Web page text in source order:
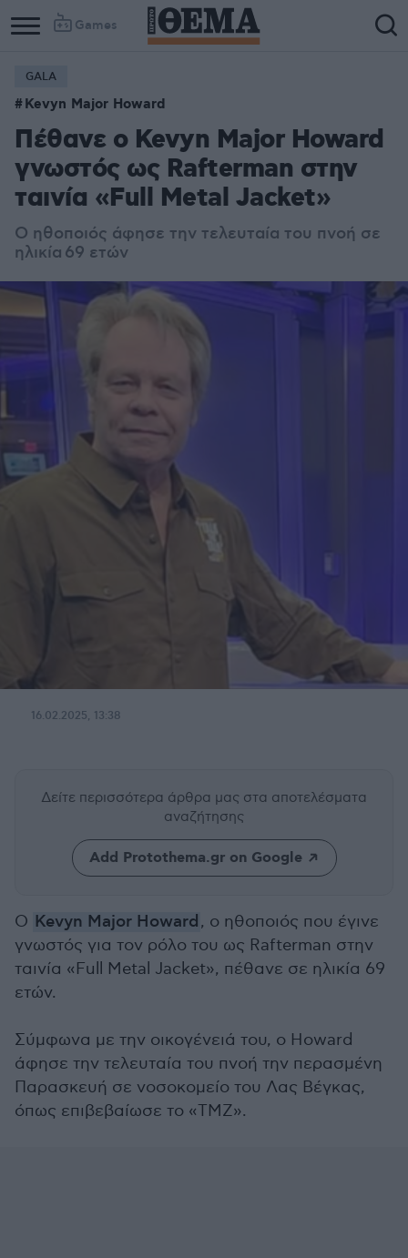
Games
GALA
Kevyn Major Howard
Πέθανε ο Kevyn Major Howard
γνωστός ως Rafterman στην
ταινία «Full Metal Jacket»
Ο ηθοποιός άφησε την τελευταία του πνοή σε
ηλικία 69 ετών
16.02.2025, 13:38
Δείτε περισσότερα άρθρα μας στα αποτελέσματα
αναζήτησης
Add Protothema.gr on Google
Ο Kevyn Major Howard, ο ηθοποιός που έγινε
γνωστός για τον ρόλο του ως Rafterman στην
ταινία «Full Metal Jacket», πέθανε σε ηλικία 69
ετών.
Σύμφωνα με την οικογένειά του, ο Howard
άφησε την τελευταία του πνοή την περασμένη
Παρασκευή σε νοσοκομείο του Λας Βέγκας,
όπως επιβεβαίωσε το «TMZ».